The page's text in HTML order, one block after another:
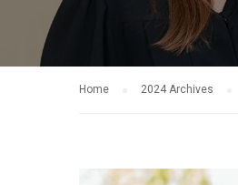
Home 2024 Archives